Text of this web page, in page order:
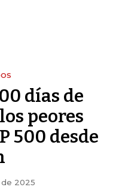
días de
peores
500 desde
2025